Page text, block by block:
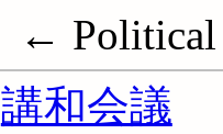
← Political
講和会議